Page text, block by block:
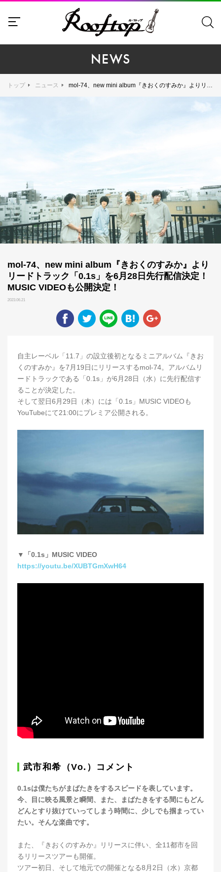
NEWS
トップ ニュース mol-74、new mini album『きおくのすみか』よりリードトラック「0.1s」を6月28日先行配信決定！ MUSIC VIDEOも公開決定！
mol-74、new mini album『きおくのすみか』より
リードトラック「0.1s」を6月28日先行配信決定！
MUSIC VIDEOも公開決定！
2023.06.21
自主レーベル「11.7」の設立後初となるミニアルバム『きお
くのすみか』を7月19日にリリースするmol-74。アルバムリ
ードトラックである「0.1s」が6月28日（水）に先行配信す
ることが決定した。
そして翌日6月29日（木）には「0.1s」MUSIC VIDEOも
YouTubeにて21:00にプレミア公開される。
▼「0.1s」MUSIC VIDEO
https://youtu.be/XUBTGmXwH64
武市和希（Vo.）コメント
0.1sは僕たちがまばたきをするスピードを表しています。
今、目に映る風景と瞬間、また、まばたきをする間にもどん
どんとすり抜けていってしまう時間に、少しでも掴まってい
たい。そんな楽曲です。
また、『きおくのすみか』リリースに伴い、全11都市を回
るリリースツアーも開催。
ツアー初日、そして地元での開催となる8月2日（水）京都